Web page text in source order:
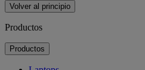
Volver al principio
Productos
Productos